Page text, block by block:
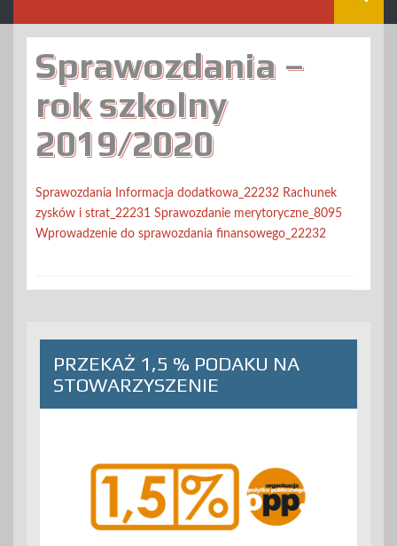
Sprawozdania –
rok szkolny
2019/2020
Sprawozdania Informacja dodatkowa_22232 Rachunek
zysków i strat_22231 Sprawozdanie merytoryczne_8095
Wprowadzenie do sprawozdania finansowego_22232
PRZEKAŻ 1,5 % PODAKU NA
STOWARZYSZENIE